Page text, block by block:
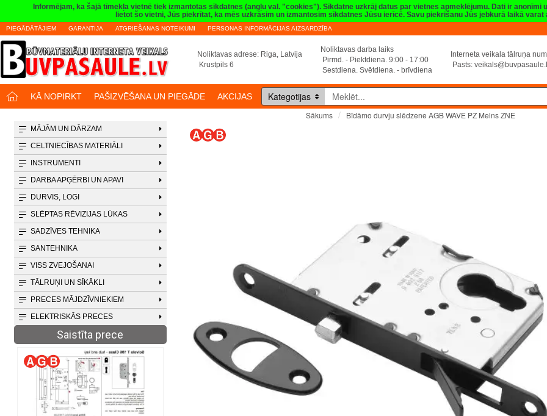
Informējam, ka šajā tīmekļa vietnē tiek izmantotas sīkdatnes (angļu val. "cookies"). Sīkdatne uzkrāj datus par vietnes apmeklējumu. Dati ir
lietot šo vietni, Jūs piekrītat, ka mēs uzkrāsim un izmantosim sīkdatnes Jūsu ierīcē. Savu piekrišanu Jūs jebkurā laikā
PIEGĀDĀTĀJIEM GARANTIJA ATGRIEŠANAS NOTEIKUMI PERSONAS INFORMĀCIJAS AIZSARDZĪBA
Noliktavas adrese: Riga, Latvija
Krustpils 6
Noliktavas darba laiks
Pirmd. - Piektdiena. 9:00 - 17:00
Sestdiena. Svētdiena. - brīvdiena
Interneta veikala tālruņa
Pasts:
KĀ NOPIRKT PAŠIZVĒŠANA UN PIEGĀDE AKCIJAS Kategotijas
Sākums Bīdāmo durvju slēdzene AGB WAVE PZ Melns ZNE
MĀJĀM UN DĀRZAM
CELTNIECĪBAS MATERIĀLI
INSTRUMENTI
DARBA APĢĒRBI UN APAVI
DURVIS, LOGI
SLĒPTAS RĒVIZIJAS LŪKAS
SADZĪVES TEHNIKA
SANTEHNIKA
VISS ZVEJOŠANAI
TĀLRUŅI UN SĪKĀKLI
PRECES MĀJDZĪVNIEKIEM
ELEKTRISKĀS PRECES
Saistīta prece